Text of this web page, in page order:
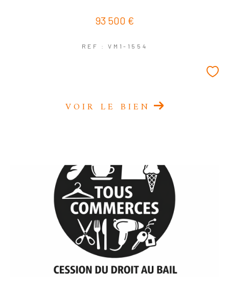
93 500 €
REF : VM1-1554
VOIR LE BIEN